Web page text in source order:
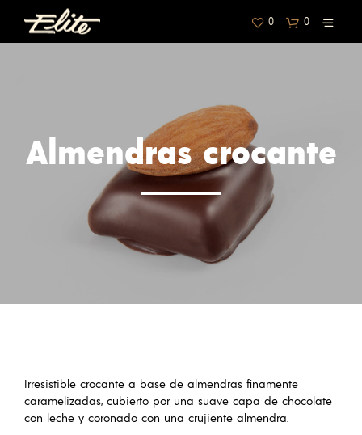
0 0
Almendras crocante
Irresistible crocante a base de almendras finamente
caramelizadas, cubierto por una suave capa de chocolate
con leche y coronado con una crujiente almendra.